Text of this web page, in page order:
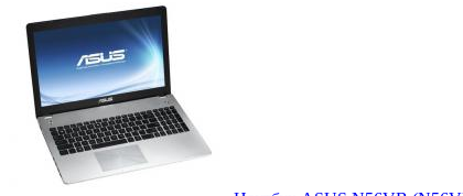
Pcland-4u
Pegatron
Pipo
Pixus
Pleomax(1)
Pocketbook
Prestigio
Primepc
Rapoo (14)
Razer